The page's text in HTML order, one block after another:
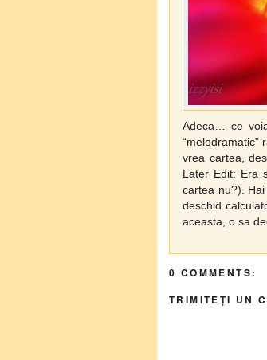
Adeca… ce
vrea cartea,
Later Edit: Era
cartea nu?).
deschid
aceasta, o sa
0 COMMENTS:
TRIMITEȚI UN